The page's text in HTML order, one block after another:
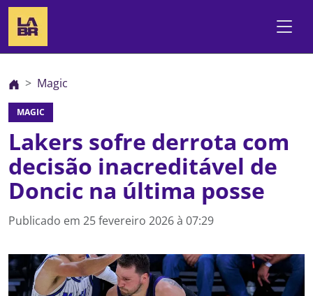
Magic
MAGIC
Lakers sofre derrota com
decisão inacreditável de
Doncic na última posse
Publicado em 25 fevereiro 2026 à 07:29